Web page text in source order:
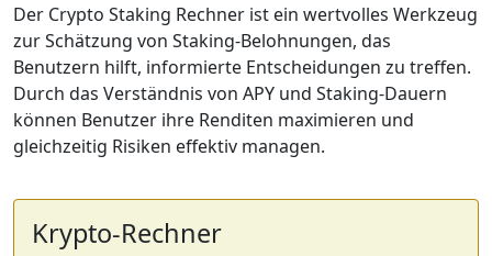
Der Crypto Staking Rechner ist ein wertvolles Werkzeug
zur Schätzung von Staking-Belohnungen, das
Benutzern hilft, informierte Entscheidungen zu treffen.
Durch das Verständnis von APY und Staking-Dauern
können Benutzer ihre Renditen maximieren und
gleichzeitig Risiken effektiv managen.
Krypto-Rechner